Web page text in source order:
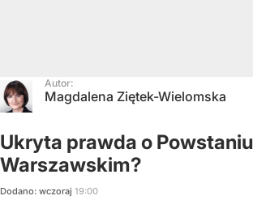
Autor:
Magdalena Ziętek-Wielomska
Ukryta prawda o Powstaniu
Warszawskim?
Dodano: wczoraj 19:00